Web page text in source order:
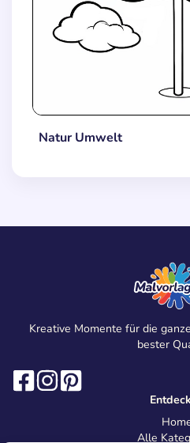
Natur Umwelt
Kreative Momente für die
bester
Alle